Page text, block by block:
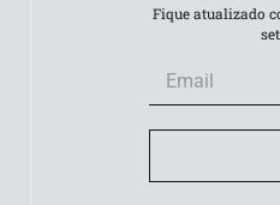
pode ser um desafio,
e formatos. A IA generativa
e padrões,
é uma tarefa
Fique atualizado